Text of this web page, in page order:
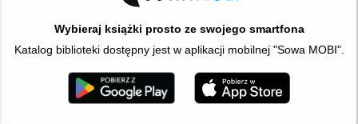
Wybieraj książki prosto ze swojego smartfona
Katalog biblioteki dostępny jest w aplikacji mobilnej "Sowa MOBI".